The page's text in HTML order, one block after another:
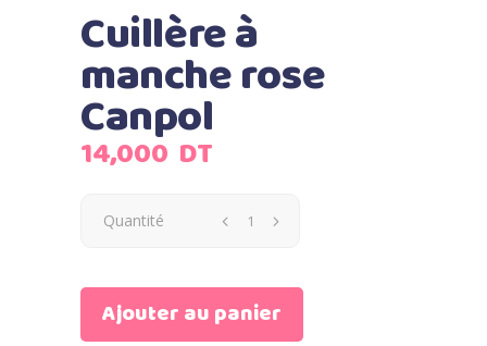
Cuillère à
manche rose
Canpol
14,000 DT
Quantité
Ajouter au panier